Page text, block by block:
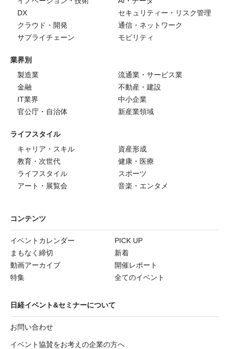
DX
セキュリティー・リスク管理
クラウド・開発
通信・ネットワーク
サプライチェーン
モビリティ
業界別
製造業
流通業・サービス業
金融
不動産・建設
IT業界
中小企業
官公庁・自治体
新産業領域
ライフスタイル
キャリア・スキル
資産形成
教育・次世代
健康・医療
ライフスタイル
スポーツ
アート・展覧会
音楽・エンタメ
コンテンツ
イベントカレンダー
PICK UP
まもなく締切
新着
動画アーカイブ
開催レポート
特集
全てのイベント
日経イベント&セミナーについて
お問い合わせ
イベント協賛をお考えの企業の方へ